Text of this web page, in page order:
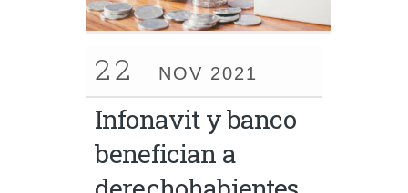
22 NOV 2021
Infonavit y banco
benefician a